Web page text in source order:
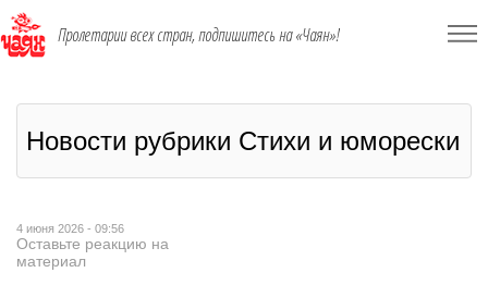
Пролетарии всех стран, подпишитесь на «Чаян»!
Новости рубрики Стихи и юморески
4 июня 2026 - 09:56
Оставьте реакцию на
материал